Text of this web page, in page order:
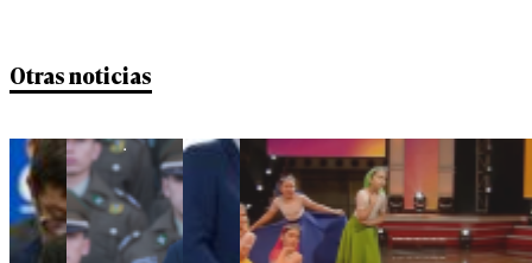
Otras noticias